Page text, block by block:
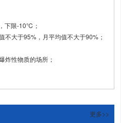
下限-10℃；
大于95%，月平均值不大于90%；
性物质的场所；
更多>>